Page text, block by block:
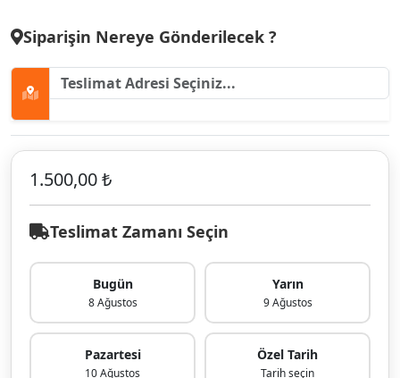
Siparişin Nereye Gönderilecek ?
1.500,00 ₺
Teslimat Zamanı Seçin
Bugün
8 Ağustos
Yarın
9 Ağustos
Pazartesi
10 Ağustos
Özel Tarih
Tarih seçin